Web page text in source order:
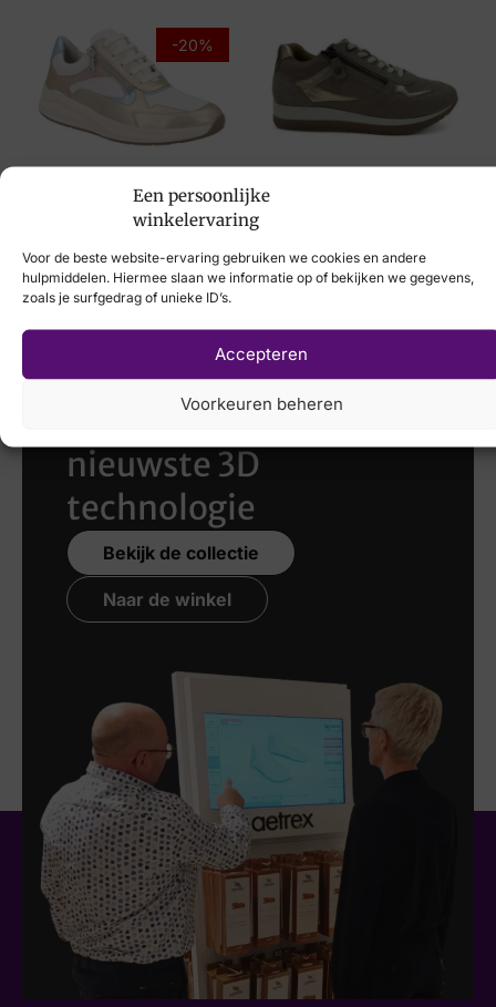
Een persoonlijke
winkelervaring
Voor de beste website-ervaring gebruiken we cookies en andere
hulpmiddelen. Hiermee slaan we informatie op of bekijken we gegevens,
zoals je surfgedrag of unieke ID’s.
Accepteren
Voorkeuren beheren
Merk
DL Sport
Artikelnummer
6050
-20%
159,95
Helioform
Laat uw voeten
scannen met de
nieuwste 3D
technologie
Bekijk de collectie
Naar de winkel